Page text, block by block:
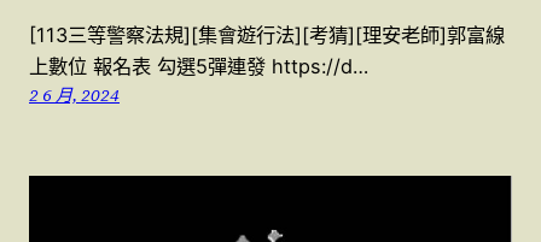
[113三等警察法規][集會遊行法][考猜][理安老師]郭富線
上數位 報名表 勾選5彈連發 https://d…
2 6 月, 2024